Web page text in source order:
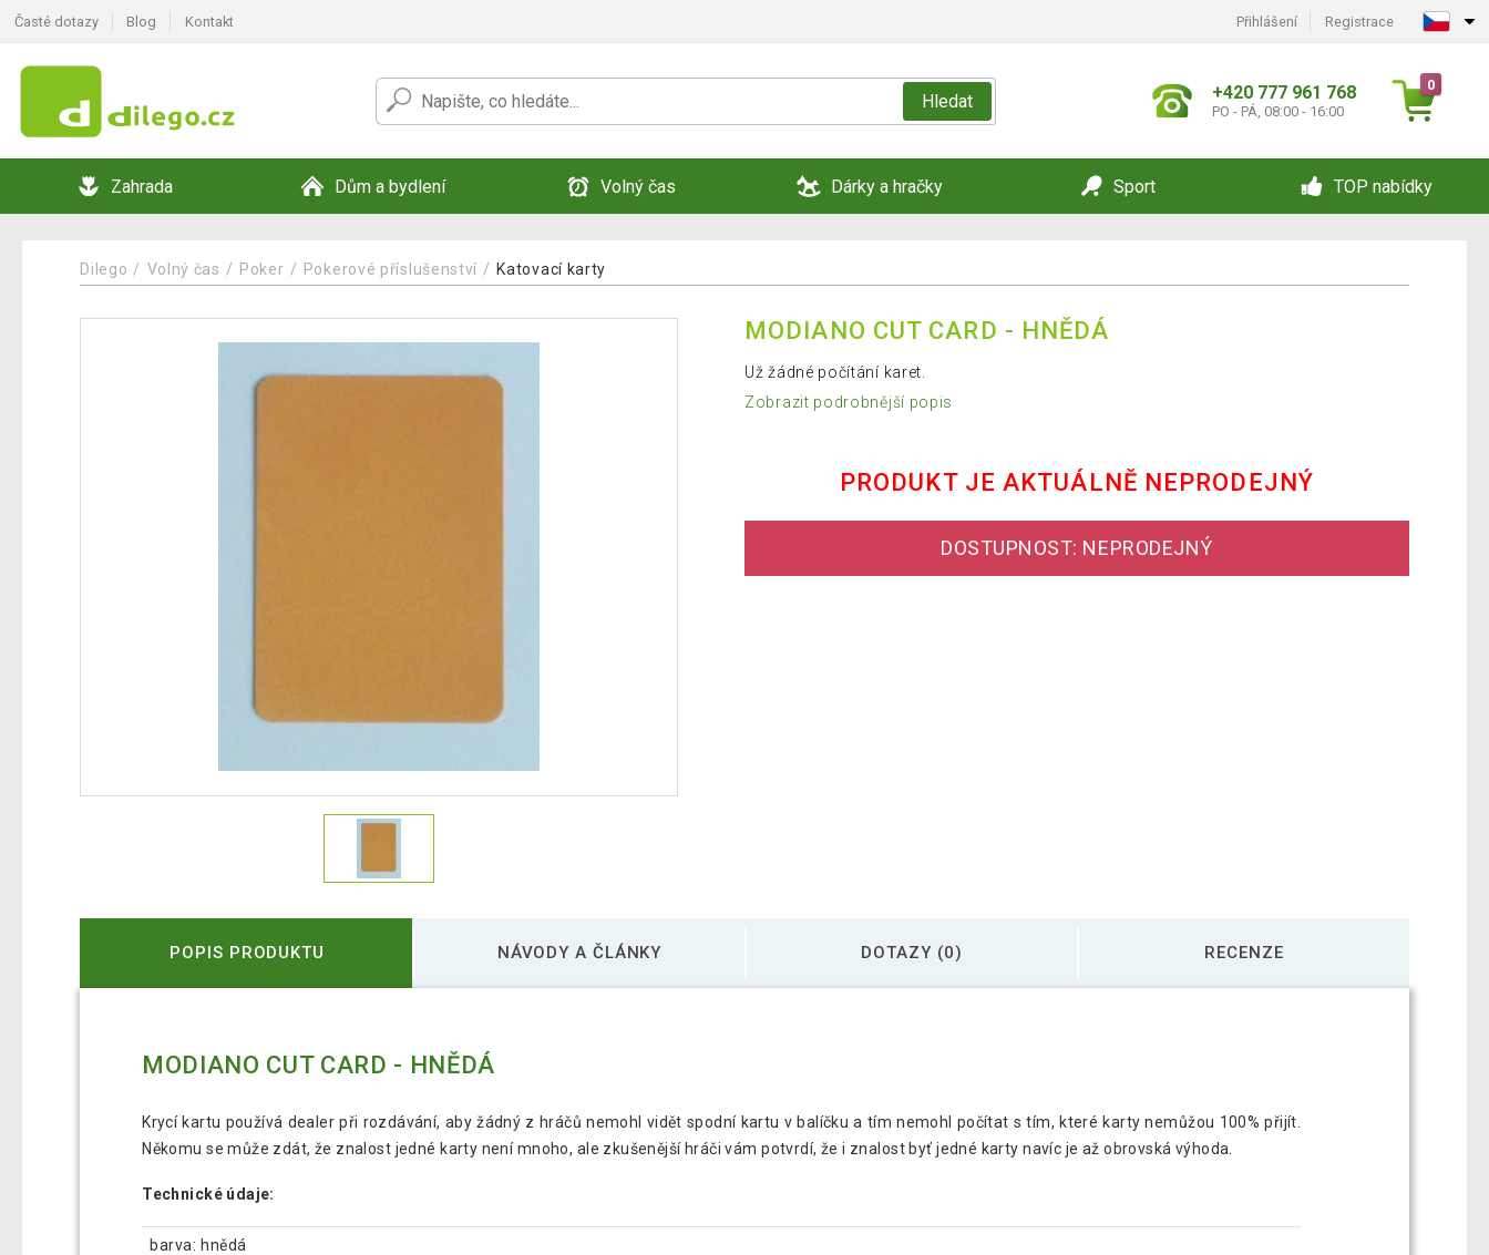
Časté dotazy Blog Kontakt Přihlášení Registrace
Hledat +420 777 961 768
PO - PÁ, 08:00 - 16:00
0
Zahrada Dům a bydlení Volný čas Dárky a hračky Sport TOP nabídky
Dilego Volný čas Poker Pokerové příslušenství Katovací karty
MODIANO CUT CARD - HNĚDÁ
Už žádné počítání karet.
Zobrazit podrobnější popis
PRODUKT JE AKTUÁLNĚ NEPRODEJNÝ
DOSTUPNOST: NEPRODEJNÝ
POPIS PRODUKTU NÁVODY A ČLÁNKY DOTAZY (0) RECENZE
MODIANO CUT CARD - HNĚDÁ
Krycí kartu používá dealer při rozdávání, aby žádný z hráčů nemohl vidět spodní kartu v balíčku a tím nemohl počítat s tím, které karty nemůžou 100% přijít.
Někomu se může zdát, že znalost jedné karty není mnoho, ale zkušenější hráči vám potvrdí, že i znalost byť jedné karty navíc je až obrovská výhoda.
Technické údaje:
barva: hnědá